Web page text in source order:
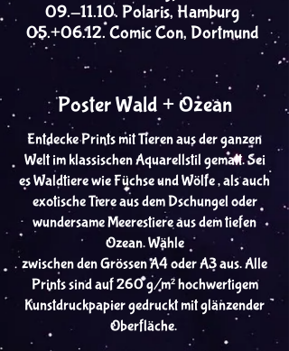
09.-11.10. Polaris, Hamburg
05.+06.12. Comic Con, Dortmund
Poster Wald + Ozean
Entdecke Prints mit Tieren aus der ganzen
Welt im klassischen Aquarellstil gemalt. Sei
es Waldtiere wie Füchse und Wölfe , als auch
exotische Tiere aus dem Dschungel oder
wundersame Meerestiere aus dem tiefen
Ozean. Wähle
zwischen den Grössen A4 oder A3 aus. Alle
Prints sind auf 260 g/m² hochwertigem
Kunstdruckpapier gedruckt mit glänzender
Oberfläche.